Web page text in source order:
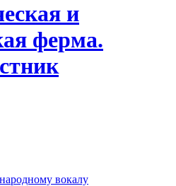
и
ферма.
вокалу